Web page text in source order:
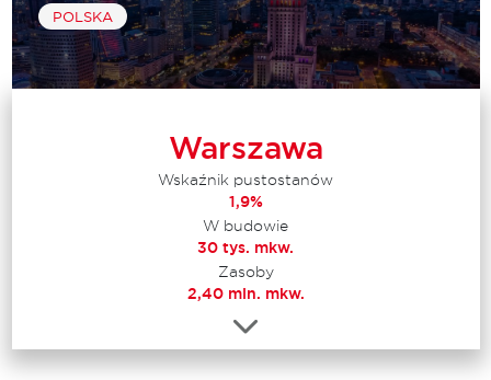
POLSKA
Warszawa
Wskaźnik pustostanów
1,9%
W budowie
30 tys. mkw.
Zasoby
2,40 mln. mkw.